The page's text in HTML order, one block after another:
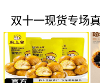
双十一现货专场